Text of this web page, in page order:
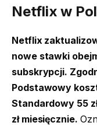
Netflix w
Netflix
nowe stawki
subskrypcji.
Podstawowy
Standardowy 55
zł miesięcznie.